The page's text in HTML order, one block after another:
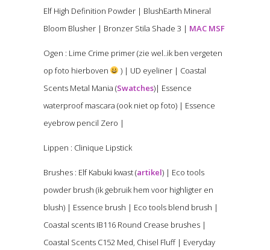
Elf High Definition Powder | BlushEarth Mineral
Bloom Blusher | Bronzer Stila Shade 3 | MAC MSF
Ogen : Lime Crime primer (zie wel..ik ben vergeten
op foto hierboven
) | UD eyeliner | Coastal
Scents Metal Mania (Swatches)| Essence
waterproof mascara (ook niet op foto) | Essence
eyebrow pencil Zero |
Lippen : Clinique Lipstick
Brushes : Elf Kabuki kwast (artikel) | Eco tools
powder brush (ik gebruik hem voor highligter en
blush) | Essence brush | Eco tools blend brush |
Coastal scents IB116 Round Crease brushes |
Coastal Scents C152 Med, Chisel Fluff | Everyday